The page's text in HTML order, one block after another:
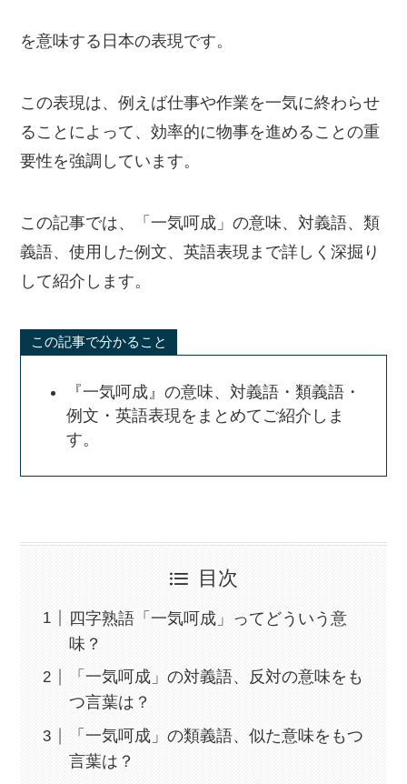
を意味する日本の表現です。
この表現は、例えば仕事や作業を一気に終わらせ
ることによって、効率的に物事を進めることの重
要性を強調しています。
この記事では、「一気呵成」の意味、対義語、類
義語、使用した例文、英語表現まで詳しく深掘り
して紹介します。
この記事で分かること
『一気呵成』の意味、対義語・類義語・
例文・英語表現をまとめてご紹介しま
す。
目次
四字熟語「一気呵成」ってどういう意
味？
「一気呵成」の対義語、反対の意味をも
つ言葉は？
「一気呵成」の類義語、似た意味をもつ
言葉は？